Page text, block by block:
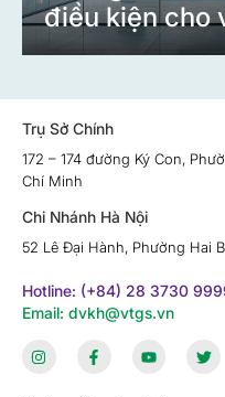
Thông báo
Trụ Sở Chính
172 – 174 đường Ký Con,
Chí Minh
Chi Nhánh Hà Nội
52 Lê Đại Hành, Phường Hai
Hotline: (+84) 28 3730
Email: dvkh@vtgs.vn